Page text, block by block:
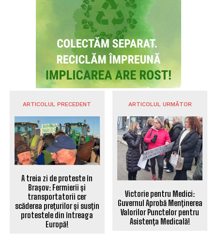
ARTICOLUL PRECEDENT
A treia zi de proteste în
Brașov: Fermierii și
transportatorii cer
scăderea prețurilor și susțin
protestele din întreaga
Europă!
ARTICOLUL URMĂTOR
Victorie pentru Medici:
Guvernul Aprobă Menținerea
Valorilor Punctelor pentru
Asistența Medicală!